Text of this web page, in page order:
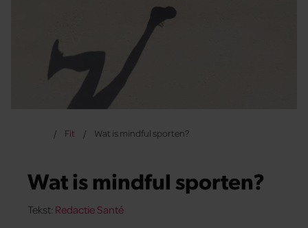
Fit Wat is mindful sporten?
Wat is mindful sporten?
Tekst: Redactie Santé